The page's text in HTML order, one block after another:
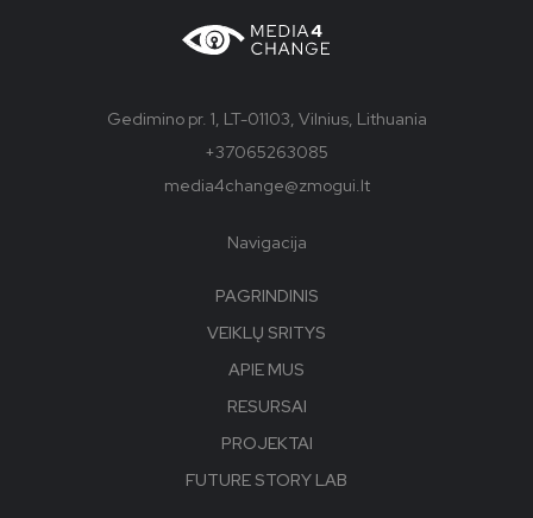
Gedimino pr. 1, LT-01103, Vilnius, Lithuania
+37065263085
media4change@zmogui.lt
Navigacija
PAGRINDINIS
VEIKLŲ SRITYS
APIE MUS
RESURSAI
PROJEKTAI
FUTURE STORY LAB